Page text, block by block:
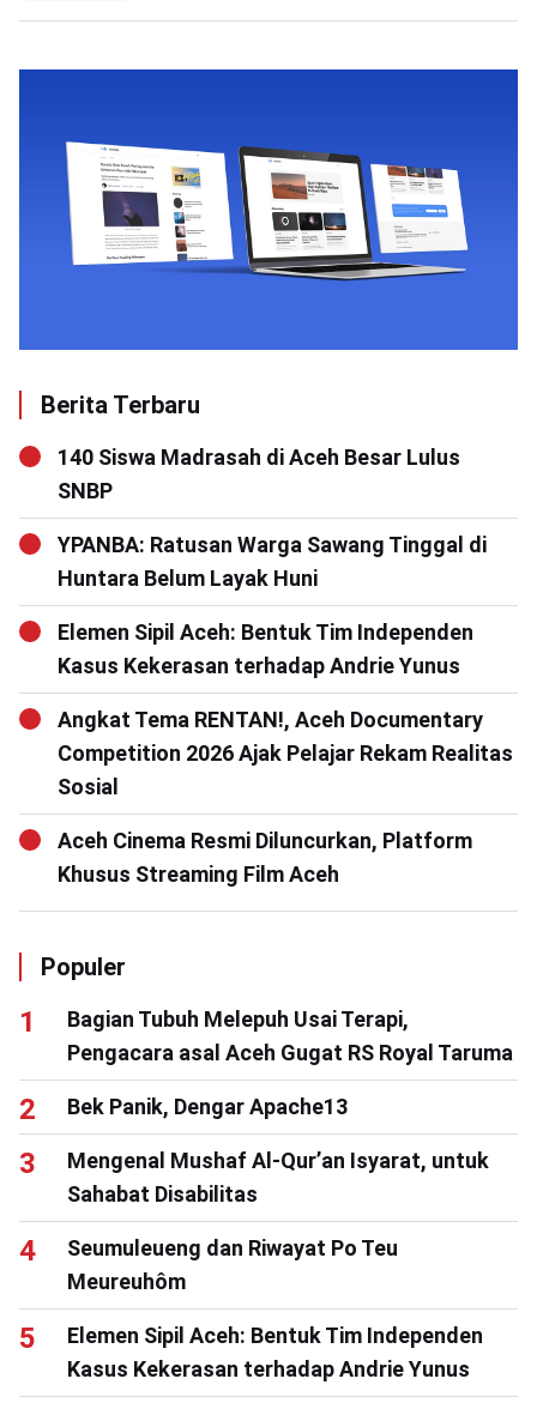
Berita Terbaru
140 Siswa Madrasah di Aceh Besar Lulus
SNBP
YPANBA: Ratusan Warga Sawang Tinggal di
Huntara Belum Layak Huni
Elemen Sipil Aceh: Bentuk Tim Independen
Kasus Kekerasan terhadap Andrie Yunus
Angkat Tema RENTAN!, Aceh Documentary
Competition 2026 Ajak Pelajar Rekam Realitas
Sosial
Aceh Cinema Resmi Diluncurkan, Platform
Khusus Streaming Film Aceh
Populer
Bagian Tubuh Melepuh Usai Terapi,
Pengacara asal Aceh Gugat RS Royal Taruma
Bek Panik, Dengar Apache13
Mengenal Mushaf Al-Qur’an Isyarat, untuk
Sahabat Disabilitas
Seumuleueng dan Riwayat Po Teu
Meureuhôm
Elemen Sipil Aceh: Bentuk Tim Independen
Kasus Kekerasan terhadap Andrie Yunus